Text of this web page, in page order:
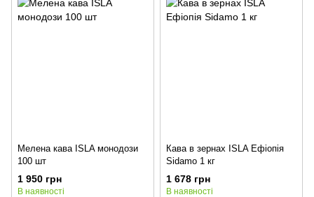
Мелена кава ISLA монодози
100 шт
1 950 грн
В наявності
Кава в зернах ISLA Ефіопія
Sidamo 1 кг
1 678 грн
В наявності